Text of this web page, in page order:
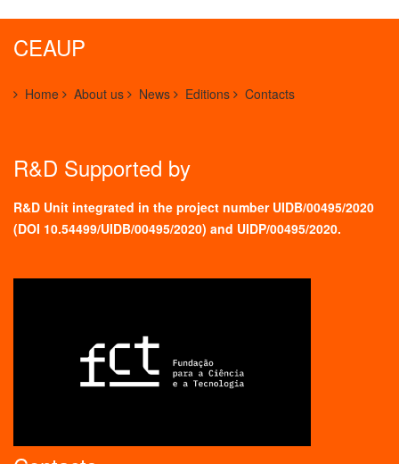
CEAUP
Home About us News Editions Contacts
R&D Supported by
R&D Unit integrated in the project number UIDB/00495/2020
(DOI 10.54499/UIDB/00495/2020) and UIDP/00495/2020.